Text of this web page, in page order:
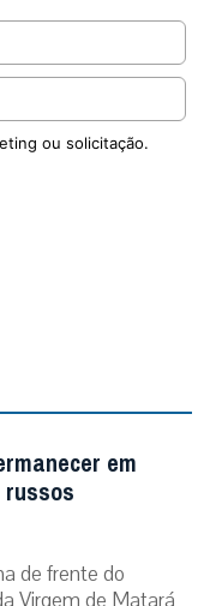
em
de frente do
de sua morte
primeira vez o
já como Doutor